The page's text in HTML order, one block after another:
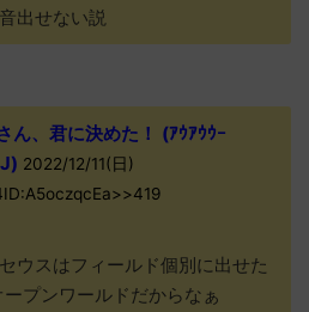
出せない説
ん、君に決めた！ (ｱｳｱｳｳｰ
2022/12/11(日)
ウスはフィールド個別に出せた
プンワールドだからなぁ